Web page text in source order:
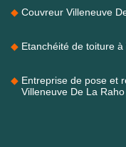
Couvreur Villeneuve
Etanchéité de toiture
Entreprise de pose et
Villeneuve De La